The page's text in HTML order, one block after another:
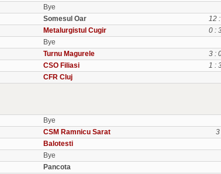
Bye
Somesul Oar
12
Metalurgistul Cugir
0 :
Bye
Turnu Magurele
3 :
CSO Filiasi
1 :
CFR Cluj
Bye
CSM Ramnicu Sarat
3
Balotesti
Bye
Pancota